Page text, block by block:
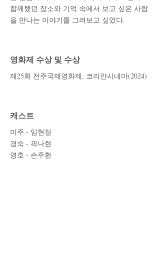
함께했던 장소와 기억 속에서 보고 싶은 사람
을 만나는 이야기를 그려보고 싶었다.
영화제 수상 및 수상
제25회 전주국제영화제, 코리안시네마(2024)
캐스트
미주 - 임현정
경숙 - 곽나현
영호 - 손주환